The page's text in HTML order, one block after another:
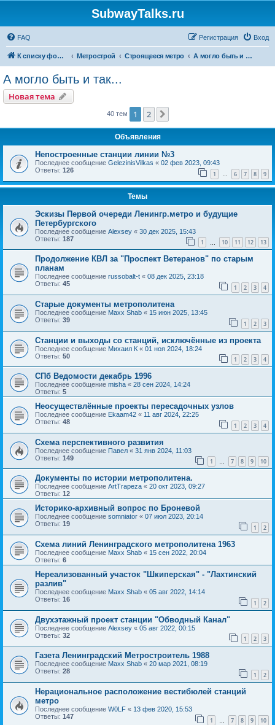
SubwayTalks.ru
FAQ Вход
Регистрация
К списку форумов Метрострой Строящееся метро А могло быть и так...
А могло быть и так...
Новая тема
40 тем 1 2
Объявления
Непостроенные станции линии №3
Последнее сообщение GelezinisVilkas « 02 фев 2023, 09:43
Ответы: 126 1 … 6 7 8 9
Темы
Эскизы Первой очереди Ленингр.метро и будущие
Петербургского
Последнее сообщение Alexsey « 30 дек 2025, 15:43
Ответы: 187 1 10 11 12 13
Продолжение КВЛ за "Проспект Ветеранов" по старым
планам
Последнее сообщение russobalt-t « 08 дек 2025, 23:18
Ответы: 45 1 2 3 4
Старые документы метрополитена
Последнее сообщение Maxx Shab « 15 июн 2025, 13:45
Ответы: 39 1 2 3
Станции и выходы со станций, исключённые из проекта
Последнее сообщение Михаил К « 01 ноя 2024, 18:24
Ответы: 50 1 2 3 4
СПб Ведомости декабрь 1996
Последнее сообщение misha « 28 сен 2024, 14:24
Ответы: 5
Неосуществлённые проекты пересадочных узлов
Последнее сообщение Ekaam42 « 11 авг 2024, 22:25
Ответы: 48 1 2 3 4
Схема перспективного развития
Последнее сообщение Павел « 31 янв 2024, 11:03
Ответы: 149 1 7 8 9 10
Документы по истории метрополитена.
Последнее сообщение ArtTrapeza « 20 окт 2023, 09:27
Ответы: 12
Историко-архивный вопрос по Броневой
Последнее сообщение somniator « 07 июл 2023, 20:14
Ответы: 19 1 2
Схема линий Ленинградского метрополитена 1963
Последнее сообщение Maxx Shab « 15 сен 2022, 20:04
Ответы: 6
Нереализованный участок "Шкиперская" - "Лахтинский
разлив"
Последнее сообщение Maxx Shab « 05 авг 2022, 14:14
Ответы: 16 1 2
Двухэтажный проект станции "Обводный Канал"
Последнее сообщение Alexsey « 05 авг 2022, 00:15
Ответы: 32 1 2 3
Газета Ленинградский Метростроитель 1988
Последнее сообщение Maxx Shab « 20 мар 2021, 08:19
Ответы: 28 1 2
Нерациональное расположение вестибюлей станций
метро
Последнее сообщение W0LF « 13 фев 2020, 15:53
Ответы: 147 1 … 7 8 9 10